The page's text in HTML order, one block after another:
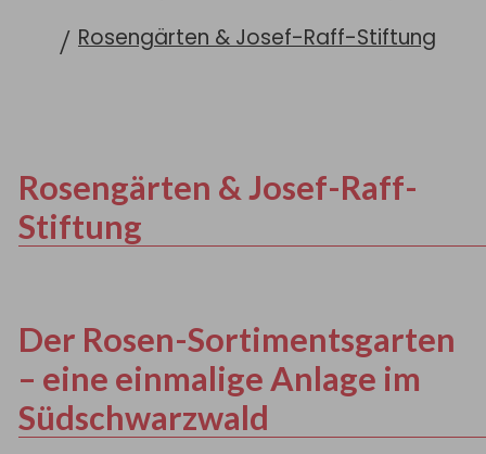
Rosengärten & Josef-Raff-Stiftung
Rosengärten & Josef-Raff-
Stiftung
Der Rosen-Sortimentsgarten
– eine einmalige Anlage im
Südschwarzwald